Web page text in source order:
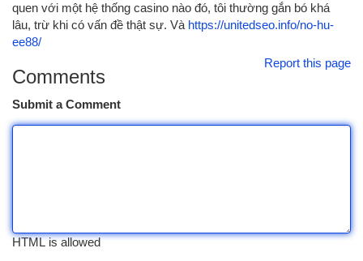
quen với một hệ thống casino nào đó, tôi thường gắn bó khá
lâu, trừ khi có vấn đề thật sự. Và https://unitedseo.info/no-hu-
ee88/
Report this page
Comments
Submit a Comment
HTML is allowed